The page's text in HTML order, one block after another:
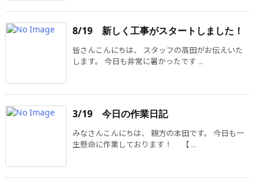
8/19 新しく工事がスタートしました！
皆さんこんにちは、 スタッフの高田がお伝えいた
します。 今日も非常に暑かったです ...
3/19 今日の作業日記
みなさんこんにちは、 親方の本田です。 今日も一
生懸命に作業しております！ 【 ...